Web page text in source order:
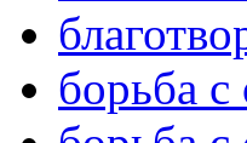
борьба